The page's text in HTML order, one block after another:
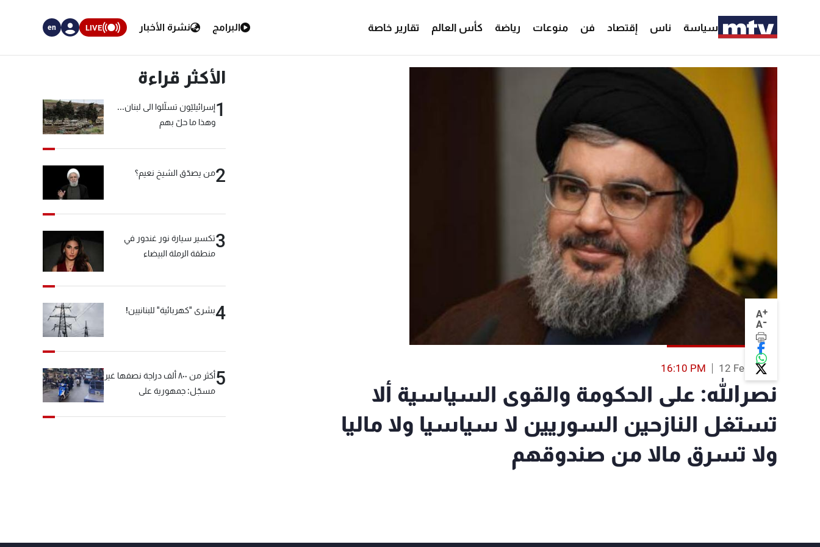
سياسة ناس إقتصاد فن منوعات رياضة كأس العالم تقارير خاصة البرامج نشرة الأخبار LIVE
en
A+
A-
12 Feb 2017
16:10 PM
نصرالله: على الحكومة والقوى السياسية ألا
تستغل النازحين السوريين لا سياسيا ولا ماليا
ولا تسرق مالا من صندوقهم
الأكثر قراءة
1إسرائيليّون تسلّلوا الى لبنان...
وهذا ما حلّ بهم
2من يصدّق الشيخ نعيم؟
3تكسير سيارة نور غندور في
منطقة الرملة البيضاء
4بشرى "كهربائية" للبنانيين!
5
أكثر من ٨٠٠ ألف دراجة نصفها غير
مسجّل: جمهورية على